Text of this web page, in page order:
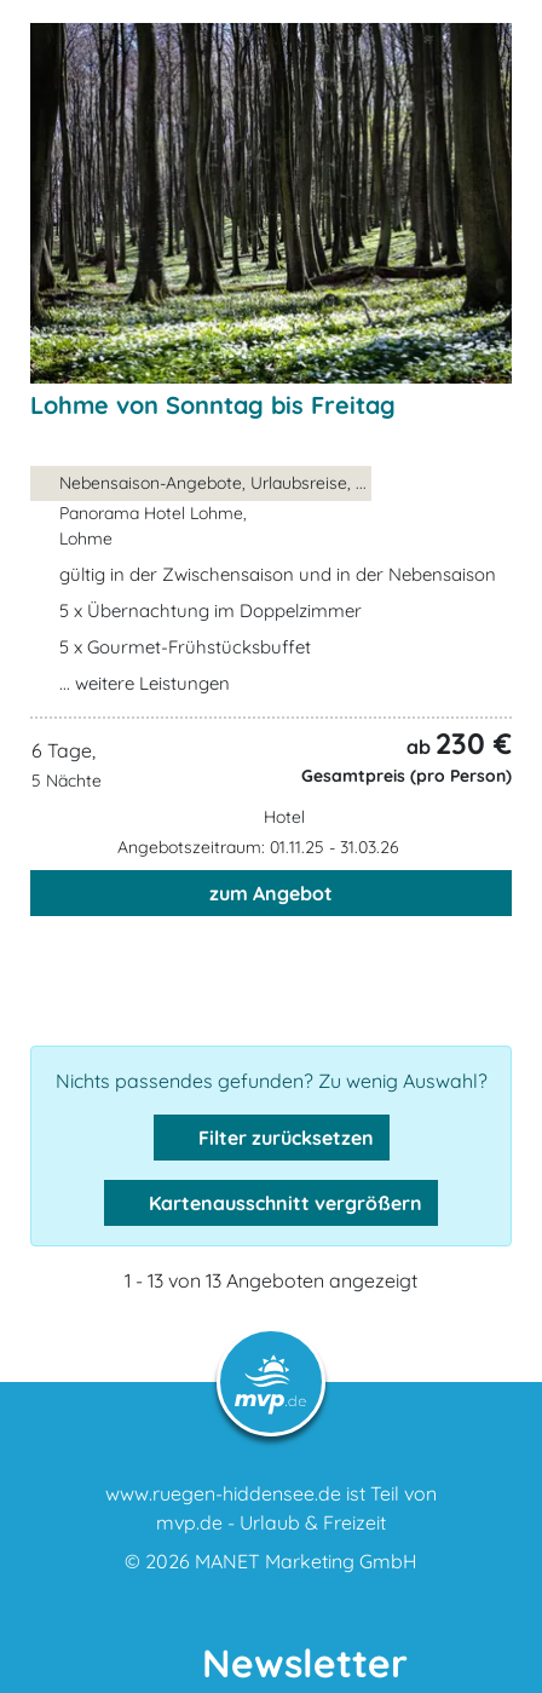
Lohme von Sonntag bis Freitag
Nebensaison-Angebote, Urlaubsreise, ...
Panorama Hotel Lohme,
Lohme
gültig in der Zwischensaison und in der Nebensaison
5 x Übernachtung im Doppelzimmer
5 x Gourmet-Frühstücksbuffet
... weitere Leistungen
6 Tage,
5 Nächte
ab 230 €
Gesamtpreis (pro Person)
Hotel
Angebotszeitraum: 01.11.25 - 31.03.26
zum Angebot
Nichts passendes gefunden? Zu wenig Auswahl?
Filter zurücksetzen
Kartenausschnitt vergrößern
1 - 13 von 13 Angeboten angezeigt
www.ruegen-hiddensee.de ist Teil von
mvp.de - Urlaub & Freizeit
© 2026 MANET Marketing GmbH
Newsletter